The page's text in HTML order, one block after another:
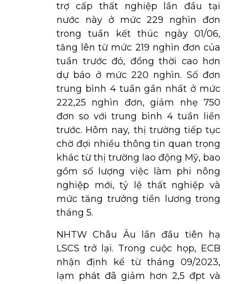
trợ cấp thất nghiệp lần đầu tại
nước này ở mức 229 nghìn đơn
trong tuần kết thúc ngày 01/06,
tăng lên từ mức 219 nghìn đơn của
tuần trước đó, đồng thời cao hơn
dự báo ở mức 220 nghìn. Số đơn
trung bình 4 tuần gần nhất ở mức
222,25 nghìn đơn, giảm nhẹ 750
đơn so với trung bình 4 tuần liền
trước. Hôm nay, thị trường tiếp tục
chờ đợi nhiều thông tin quan trọng
khác từ thị trường lao động Mỹ, bao
gồm số lượng việc làm phi nông
nghiệp mới, tỷ lệ thất nghiệp và
mức tăng trưởng tiền lương trong
tháng 5.
NHTW Châu Âu lần đầu tiên hạ
LSCS trở lại. Trong cuộc họp, ECB
nhận định kể từ tháng 09/2023,
lạm phát đã giảm hơn 2,5 đpt và